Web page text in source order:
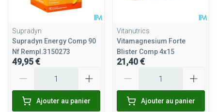
Supradyn
Supradyn Energy Comp 90
Nf Rempl.3150273
49,95 €
Ajouter au panier
Vitanutrics
Vitamagnesium Forte
Blister Comp 4x15
21,40 €
Ajouter au panier